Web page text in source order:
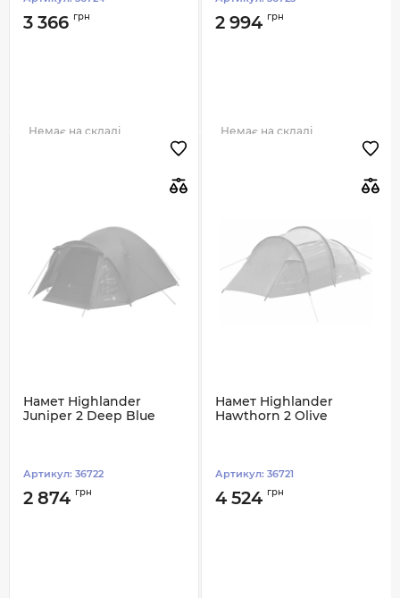
3 366 грн
Немає на складі
2 994 грн
Немає на складі
Намет Highlander
Juniper 2 Deep Blue
Артикул: 36722
2 874 грн
Намет Highlander
Hawthorn 2 Olive
Артикул: 36721
4 524 грн